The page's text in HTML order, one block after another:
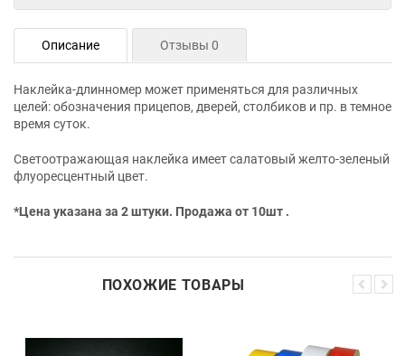
Описание Отзывы 0
Наклейка-длинномер может применяться для различных
целей: обозначения прицепов, дверей, столбиков и пр. в темное
время суток.
Светоотражающая наклейка имеет салатовый желто-зеленый
флуоресцентный цвет.
*Цена указана за 2 штуки. Продажа от 10шт .
ПОХОЖИЕ ТОВАРЫ